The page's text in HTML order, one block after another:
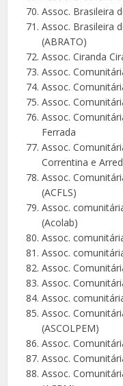
Assoc. Brasileira
Assoc. Brasileira
(ABRATO)
Assoc. Ciranda
Assoc.
Assoc.
Assoc.
Assoc.
Ferrada
Assoc.
Correntina e
Assoc.
(ACFLS)
Assoc.
(Acolab)
Assoc.
Assoc.
Assoc.
Assoc.
Assoc.
Assoc.
(ASCOLPEM)
Assoc.
Assoc.
Assoc.